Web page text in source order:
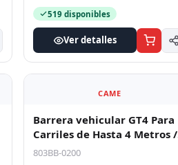
519 disponibles
Ver detalles
CAME
Barrera vehicular GT4 Para
Carriles de Hasta 4 Metros /
Tiempo de Apertura 4 Seg
803BB-0200